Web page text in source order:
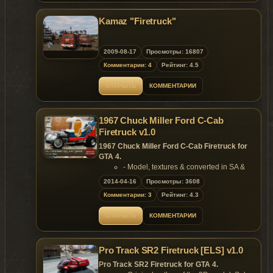
There are glasses, completely бьються!
On glasses there are traces from
thanks to correct handling'у;
Own COL.
Replaces: Bus
Kamaz "Firetruck"
2009-08-17
Просмотры: 16807
Комментарии: 4
Рейтинг: 4.5
ОТКРЫТЬ КОММЕНТАРИИ
1967 Chuck Miller Ford C-Cab
Firetruck v1.0
1967 Chuck Miller Ford C-Cab Firetruck for
GTA 4.
- Model, textures & converted in SA &
GTA IV: by Solo
Features of model:
- Model support all features of the
game;
- 98% original Car
- Fit for PJ (3 inclusive);
- Bullet holes on the body;
- No broken tire bug;
- Correct dimensions;
- Realistic handling;
2014-04-16
Просмотры: 3608
Комментарии: 3
Рейтинг: 4.3
ОТКРЫТЬ КОММЕНТАРИИ
Pro Track SR2 Firetruck [ELS] v1.0
Pro Track SR2 Firetruck for GTA 4.